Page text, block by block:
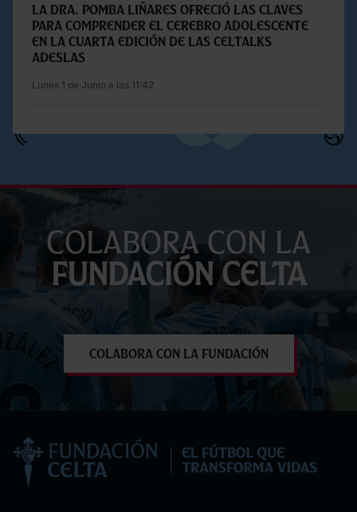
La Dra. Pomba Liñares ofreció las claves
para comprender el cerebro adolescente
en la cuarta edición de las Celtalks
Adeslas
Lunes 1 de Junio a las 11:42
Colabora con la
Fundación Celta
Colabora con la Fundación